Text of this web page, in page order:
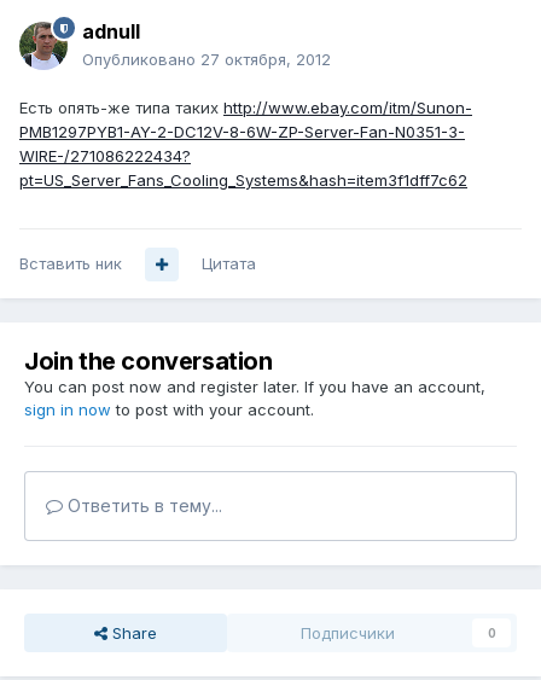
adnull
Опубликовано 27 октября, 2012
Есть опять-же типа таких http://www.ebay.com/itm/Sunon-
PMB1297PYB1-AY-2-DC12V-8-6W-ZP-Server-Fan-N0351-3-
WIRE-/271086222434?
pt=US_Server_Fans_Cooling_Systems&hash=item3f1dff7c62
Вставить ник Цитата
Join the conversation
You can post now and register later. If you have an account,
sign in now to post with your account.
Ответить в тему...
Share Подписчики 0